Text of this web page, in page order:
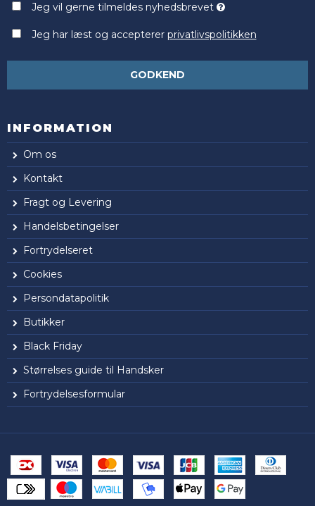
Jeg vil gerne tilmeldes nyhedsbrevet
Jeg har læst og accepterer privatlivspolitikken
GODKEND
INFORMATION
Om os
Kontakt
Fragt og Levering
Handelsbetingelser
Fortrydelseret
Cookies
Persondatapolitik
Butikker
Black Friday
Størrelses guide til Handsker
Fortrydelsesformular